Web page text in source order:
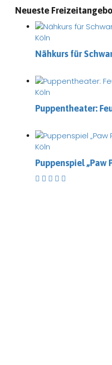
Neueste
Köln
Nähkurs für
Köln
Puppentheater:
Köln
Puppenspiel „Paw